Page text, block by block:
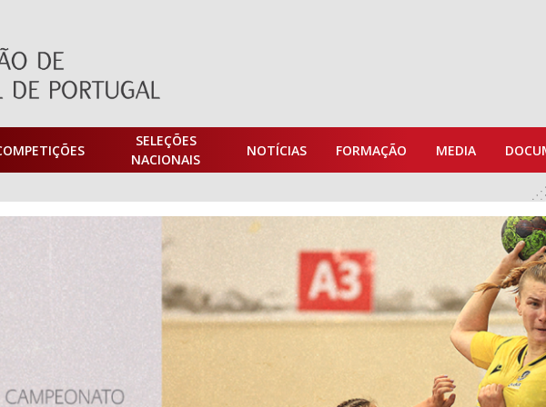
SELEÇÕES
NACIONAIS
NOTÍCIAS FORMAÇÃO MEDIA